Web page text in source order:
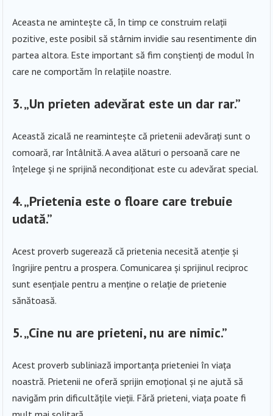
Aceasta ne amintește că, în timp ce construim relații
pozitive, este posibil să stârnim invidie sau resentimente din
partea altora. Este important să fim conștienți de modul în
care ne comportăm în relațiile noastre.
3.„Un prieten adevărat este un dar rar.”
Această zicală ne reamintește că prietenii adevărați sunt o
comoară, rar întâlnită. A avea alături o persoană care ne
înțelege și ne sprijină necondiționat este cu adevărat special.
4.„Prietenia este o floare care trebuie
udată.”
Acest proverb sugerează că prietenia necesită atenție și
îngrijire pentru a prospera. Comunicarea și sprijinul reciproc
sunt esențiale pentru a menține o relație de prietenie
sănătoasă.
5.„Cine nu are prieteni, nu are nimic.”
Acest proverb subliniază importanța prieteniei în viața
noastră. Prietenii ne oferă sprijin emoțional și ne ajută să
navigăm prin dificultățile vieții. Fără prieteni, viața poate fi